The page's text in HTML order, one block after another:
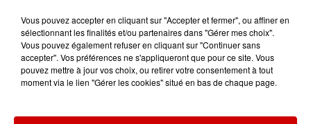
Le Duel - Gagnez votre balade
en jet ski !
Vous pouvez accepter en cliquant sur "Accepter et fermer", ou affiner en
sélectionnant les finalités et/ou partenaires dans "Gérer mes choix".
Vous pouvez également refuser en cliquant sur "Continuer sans
accepter". Vos préférences ne s'appliqueront que pour ce site. Vous
pouvez mettre à jour vos choix, ou retirer votre consentement à tout
moment via le lien "Gérer les cookies" situé en bas de chaque page.